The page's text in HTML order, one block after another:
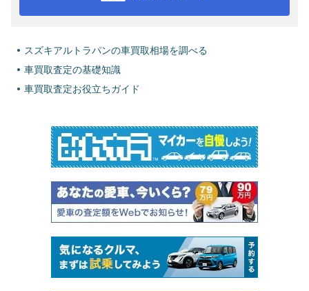
スズキアルトラパンの車買取相場を調べる
車買取査定の基礎知識
車買取査定お役立ちガイド